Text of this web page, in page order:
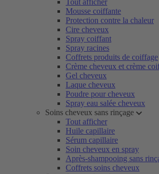
Tout afficher
Mousse coiffante
Protection contre la chaleur
Cire cheveux
Spray coiffant
Spray racines
Coffrets produits de coiffage
Crème cheveux et crème
Gel cheveux
Laque cheveux
Poudre pour cheveux
Spray eau salée cheveux
Soins cheveux sans rinçage
Tout afficher
Huile capillaire
Sérum capillaire
Soin cheveux en spray
Après-shampooing sans
Coffrets soins cheveux